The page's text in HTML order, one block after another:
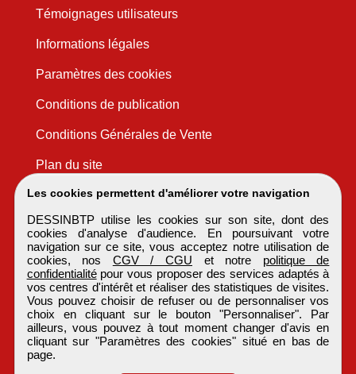
Les cookies permettent d'améliorer votre navigation
DESSINBTP utilise les cookies sur son site, dont des
cookies d'analyse d'audience. En poursuivant votre
navigation sur ce site, vous acceptez notre utilisation de
cookies, nos CGV / CGU et notre politique de
confidentialitépour vous proposer des services adaptés à
vos centres d'intérêt et réaliser des statistiques de visites.
Vous pouvez choisir de refuser ou de personnaliser vos
choix en cliquant sur le bouton "Personnaliser". Par
ailleurs, vous pouvez à tout moment changer d'avis en
cliquant sur "Paramètres des cookies" situé en bas de
page.
Témoignages utilisateurs
Informations légales
Paramètres des cookies
Conditions de publication
Conditions Générales de Vente
Plan du site